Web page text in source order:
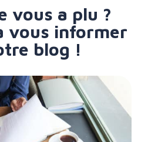
vous a plu ?
vous informer
blog !